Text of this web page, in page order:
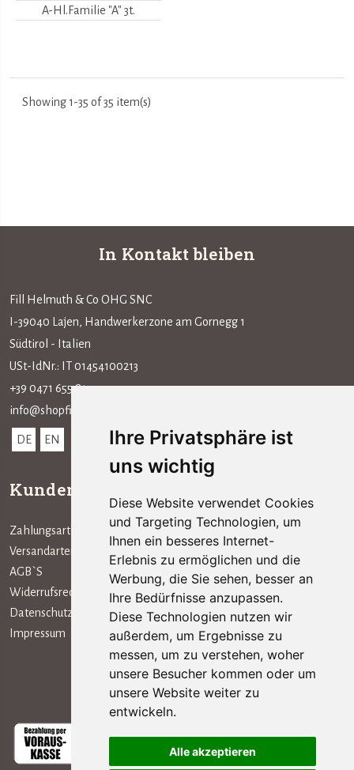
Ihre Privatsphäre ist
uns wichtig
Diese Website verwendet Cookies
und Targeting Technologien, um
Ihnen ein besseres Internet-
Erlebnis zu ermöglichen und die
Werbung, die Sie sehen, besser an
Ihre Bedürfnisse anzupassen.
Diese Technologien nutzen wir
außerdem, um Ergebnisse zu
messen, um zu verstehen, woher
unsere Besucher kommen oder um
unsere Website weiter zu
entwickeln.
Alle akzeptieren
A-Hl.Familie "A" 3t.
Showing 1-35 of 35 item(s)
In Kontakt bleiben
Fill Helmuth & Co OHG SNC
I-39040 Lajen, Handwerkerzone am Gornegg 1
Südtirol - Italien
USt-IdNr.: IT 01454100213
+39 0471 655 815
info@shopfillarte.com
DE EN
Kundenservice
Zahlungsarten
Versandarten
AGB`S
Widerrufsrecht
Datenschutz
Impressum
Das Unternehmen
Zahlungsarten